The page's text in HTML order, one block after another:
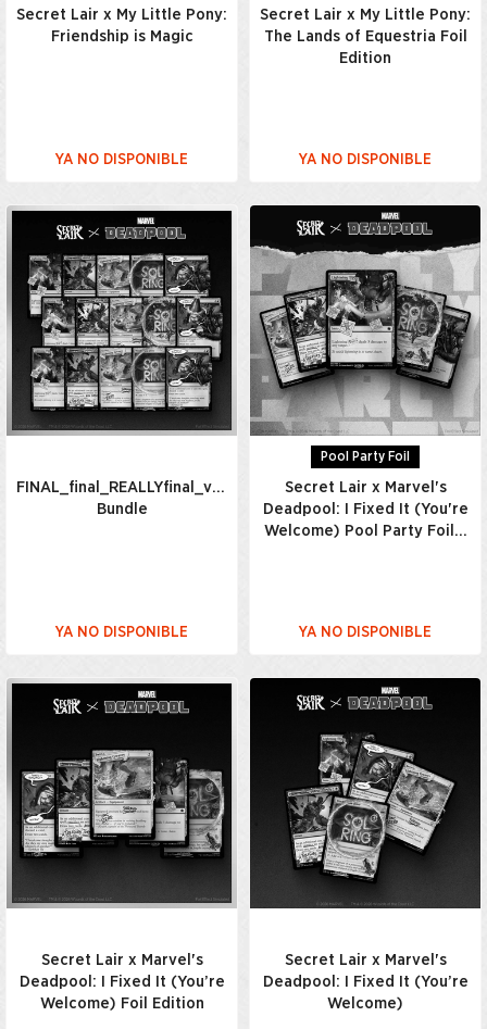
Secret Lair x My Little Pony:
Friendship is Magic
YA NO DISPONIBLE
Secret Lair x My Little Pony:
The Lands of Equestria Foil
Edition
YA NO DISPONIBLE
FINAL_final_REALLYfinal_v7_USETHISONE(2)_Everything
Bundle
YA NO DISPONIBLE
Pool Party Foil
Secret Lair x Marvel's
Deadpool: I Fixed It (You're
Welcome) Pool Party Foil…
YA NO DISPONIBLE
Secret Lair x Marvel's
Deadpool: I Fixed It (You’re
Welcome) Foil Edition
Secret Lair x Marvel's
Deadpool: I Fixed It (You’re
Welcome)